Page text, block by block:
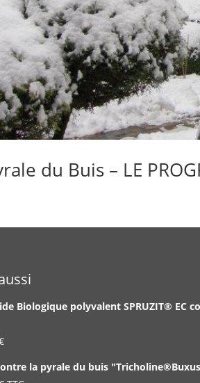
du Buis – LE
Biologique polyvalent SPRUZIT® EC
Plage
prix :
la pyrale du buis